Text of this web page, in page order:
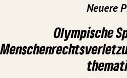
Neuere
Olympische